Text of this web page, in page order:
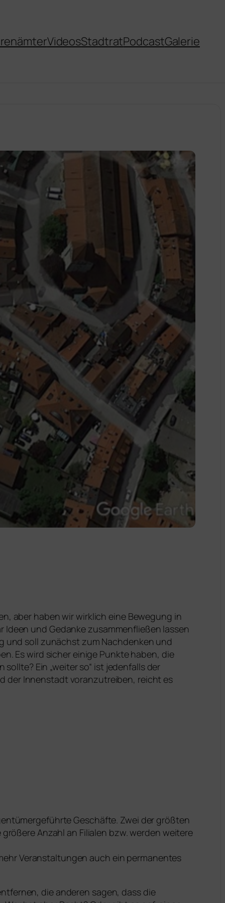
VideosStadtratPodcastGalerie
aber haben wir wirklich eine Bewegung in
Ideen und Gedanke zusammenfließen lassen
und soll zunächst zum Nachdenken und
Es wird sicher einige Punkte haben, die
Ein „weiter so“ ist jedenfalls der
der Innenstadt voranzutreiben, reicht es
Geschäfte. Zwei der größten
Anzahl an Filialen bzw. werden weitere
Veranstaltungen auch ein permanentes
die anderen sagen, dass die